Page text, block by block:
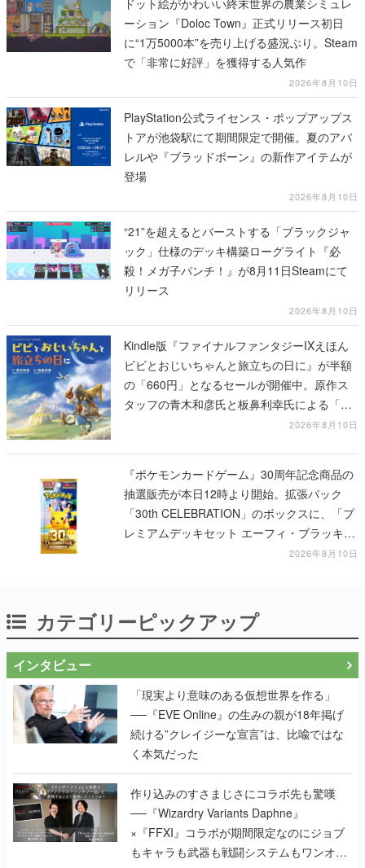
ーション『Doloc Town』正式リリース初日
に“1万5000本”を売り上げる盛況ぶり。Steam
で「非常に好評」を獲得する人気作
2026年8月10日
PlayStation公式ライセンス・ポップアップス
トアが池袋駅にて期間限定で開催。夏のアパ
レルや『ブラッドボーン』の新作アイテムが
登場
2026年8月10日
“21”を超えるとバーストする「ブラックジャ
ック」仕様のデッキ構築ローグライト『必
殺！メガ子パンチ！』が8月11日Steamにて
リリース
2026年8月10日
Kindle版『ファイナルファンタジーIXえほん
ビビとおじいちゃんと旅立ちの日に』が半額
の「660円」となるセールが開催中。原作ス
タッフの青木和彦氏と板鼻利幸氏による「ビ
2026年8月10日
『ポケモンカードゲーム』30周年記念商品の
抽選販売が本日12時より開始。拡張パック
「30th CELEBRATION」のボックスに、「プ
レミアムデッキセット エーフィ・ブラッキ
ー」「FUTURISTIC BOX」の計3商品2026年8月10日
カテゴリーピックアップ
インタビュー
「現実より意味のある仮想世界を作る」
──『EVE Online』の生みの親が18年掲げ
続ける”クレイジーな宣言”は、比喩ではな
く本気だった
作り込みのすさまじさにコラボ先も驚嘆
──『Wizardry Variants Daphne』
×『FFXI』コラボが期間限定なのにジョブ
もキャラも武器も戦闘システムもワンオフ